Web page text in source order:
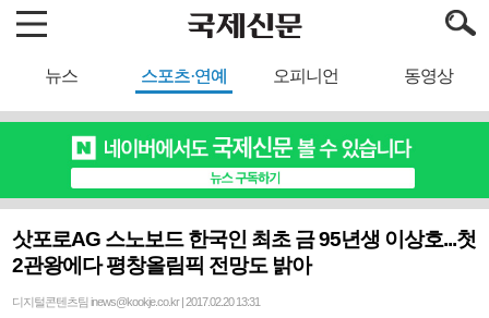
뉴스 스포츠·연예 오피니언 동영상
삿포로AG 스노보드 한국인 최초 금 95년생 이상호...첫
2관왕에다 평창올림픽 전망도 밝아
디지털콘텐츠팀 inews@kookje.co.kr | 2017.02.20 13:31